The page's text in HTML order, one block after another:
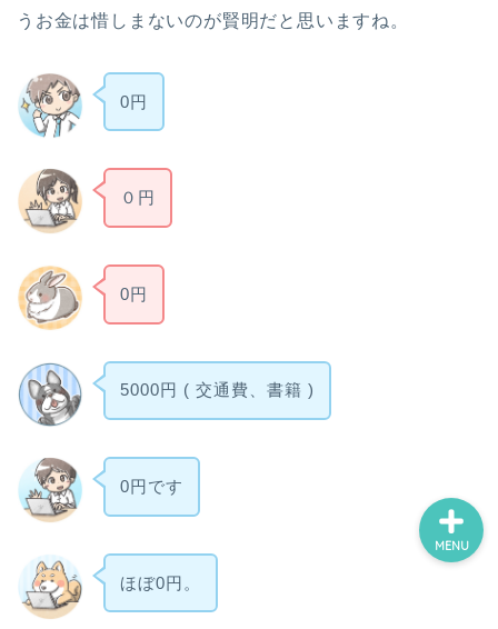
うお金は惜しまないのが賢明だと思いますね。
0円
０円
0円
5000円 ( 交通費、書籍 )
0円です
ほぼ0円。
MENU
制作・学習